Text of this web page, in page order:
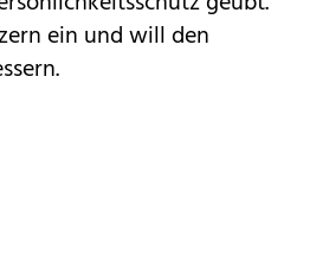
ein und will den